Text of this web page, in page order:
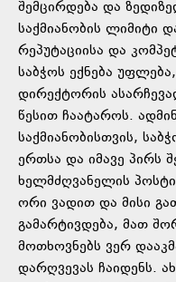
შემცირდება და
საქმიანობის ლიმიტი
რეპუტაციისა და
საბჭოს ექნება
დირექტორის
წესით ჩაატაროს.
საქმიანობისთვის,
ერთსა და იმავე პირს
ხელმძღვანელის
ორი ვადით და მისი
გამარტივდება, მათ
მოთხოვნებს ვერ
დარღვევას ჩაიდენს.